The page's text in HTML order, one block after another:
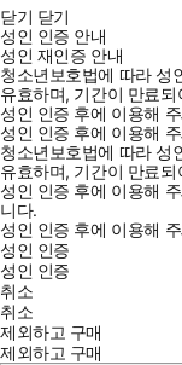
닫기 닫기
성인 인증 안내
성인 재인증 안내
청소년보호법에 따라 성
유효하며, 기간이 만료
성인 인증 후에 이용해
성인 인증 후에 이용해
청소년보호법에 따라 성
유효하며, 기간이 만료
성인 인증 후에 이용해
니다.
성인 인증 후에 이용해
성인 인증
성인 인증
취소
취소
제외하고 구매
제외하고 구매